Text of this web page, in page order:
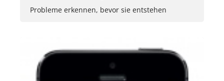
Probleme erkennen, bevor sie entstehen